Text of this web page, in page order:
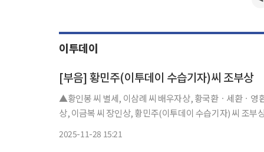
이투데이
[부음] 황민주(이투데이 수습기자)씨 조부상
▲황인봉 씨 별세, 이삼례 씨 배우자상, 황국환ㆍ세환ㆍ영
상, 이금복 씨 장인상, 황민주(이투데이 수습기자) 씨 조부
2025-11-28 15:21